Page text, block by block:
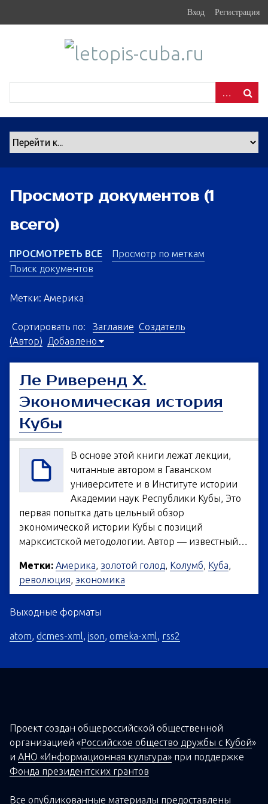
Вход Регистрация
Просмотр документов (1
всего)
ПРОСМОТРЕТЬ ВСЕ
Просмотр по меткам
Поиск документов
Метки: Америка
Сортировать по: Заглавие Создатель
(Автор)
Добавлено
Ле Риверенд Х.
Экономическая история
Кубы
В основе этой книги лежат лекции,
читанные автором в Гаванском
университете и в Институте истории
Академии наук Республики Кубы, Это
первая попытка дать цельный обзор
экономической истории Кубы с позиций
марксистской методологии. Автор — известный…
Метки: Америка, золотой голод, Колумб, Куба,
революция, экономика
Выходные форматы
atom, dcmes-xml, json, omeka-xml, rss2
Проект создан общероссийской общественной
организацией «Российское общество дружбы с Кубой»
и АНО «Информационная культура» при поддержке
Фонда президентских грантов
Все опубликованные материалы предоставлены